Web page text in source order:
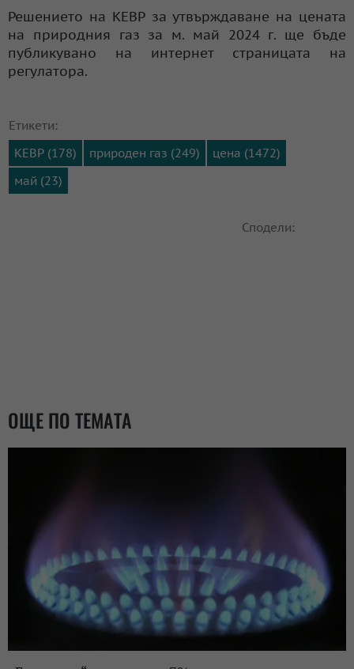
Решението на КЕВР за утвърждаване на цената
на природния газ за м. май 2024 г. ще бъде
публикувано на интернет страницата на
регулатора.
Етикети:
КЕВР (178)
природен газ (249)
цена (1472)
май (23)
Сподели:
ОЩЕ ПО ТЕМАТА